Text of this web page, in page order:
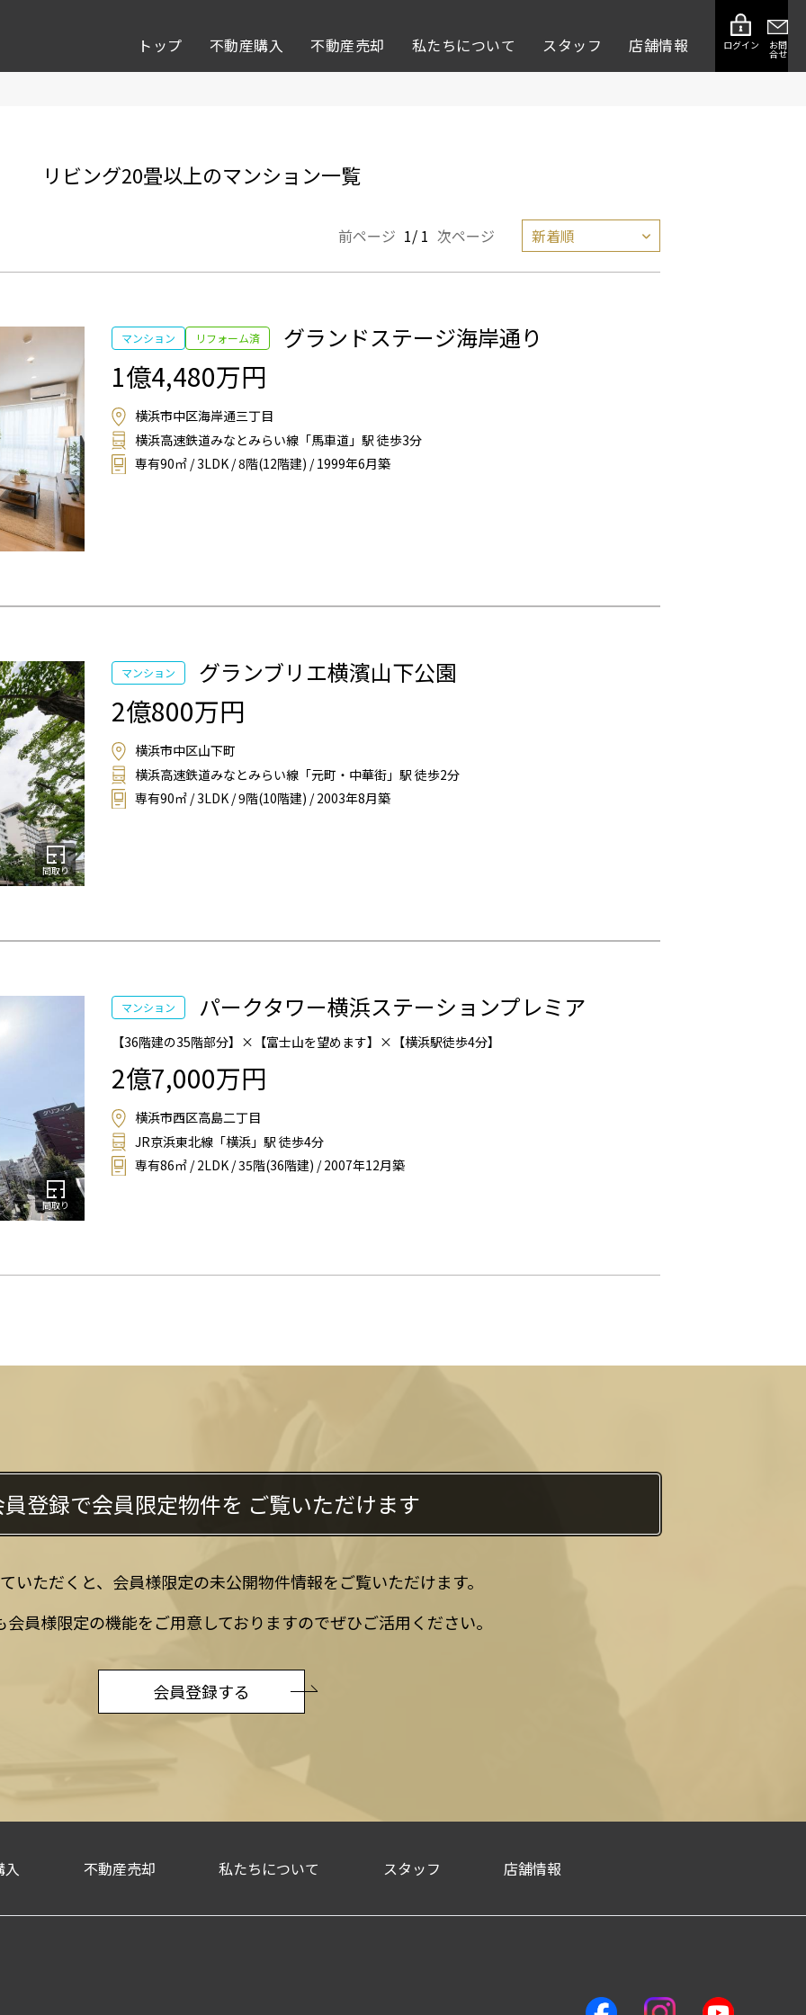
トップ 不動産購入 不動産売却 私たちについて スタッフ 店舗情報 ログイン お問
合せ
リビング20畳以上のマンション一覧
前ページ 1/ 1 次ページ
マンション リフォーム済 グランドステージ海岸通り
1億4,480万円
横浜市中区海岸通三丁目
横浜高速鉄道みなとみらい線「馬車道」駅 徒歩3分
専有90㎡ / 3LDK / 8階(12階建) / 1999年6月築
間取り
マンション グランブリエ横濱山下公園
2億800万円
横浜市中区山下町
横浜高速鉄道みなとみらい線「元町・中華街」駅 徒歩2分
専有90㎡ / 3LDK / 9階(10階建) / 2003年8月築
間取り
マンション パークタワー横浜ステーションプレミア
【36階建の35階部分】×【富士山を望めます】×【横浜駅徒歩4分】
2億7,000万円
横浜市西区高島二丁目
JR京浜東北線「横浜」駅 徒歩4分
専有86㎡ / 2LDK / 35階(36階建) / 2007年12月築
登録で会員限定物件を ご覧いただけます
いただくと、会員様限定の未公開物件情報をご覧いただけます。
員様限定の機能をご用意しておりますのでぜひご活用ください。
会員登録する
入 不動産売却 私たちについて スタッフ 店舗情報